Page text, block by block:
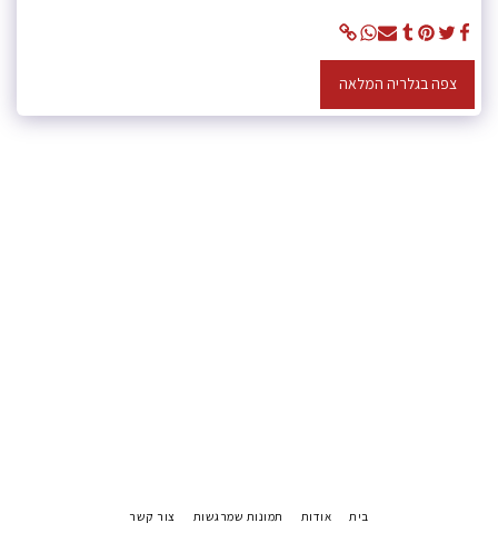
צפה בגלריה המלאה
בית אודות תמונות שמרגשות צור קשר